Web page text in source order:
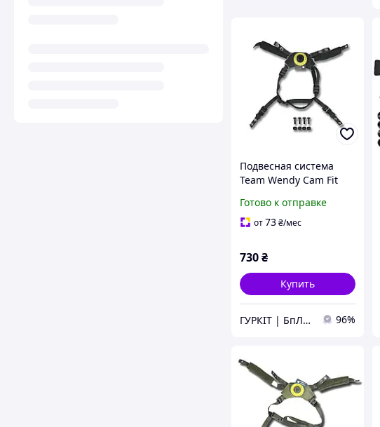
Подвесная система
Team Wendy Cam Fit
MICH, ARCH
Готово к отправке
от73₴/мес
730₴
Купить
ГУРКІТ | БпЛА, катапульти в Україні 96%